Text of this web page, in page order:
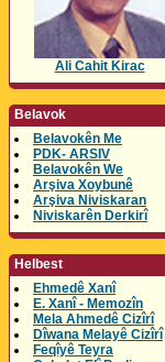
Ali Cahit Kirac
Belavok
Belavokên Me
PDK- ARSIV
Belavokên We
Arşiva Xoybunê
Arşiva Niviskaran
Niviskarên Derkirî
Helbest
Ehmedê Xanî
E. Xanî - Memozîn
Mela Ahmedê Cizîrî
Dîwana Melayê Cizîrî
Feqîyê Teyra